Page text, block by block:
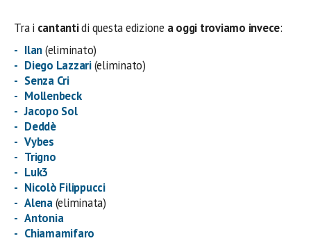
Tra i cantantidi questa edizione a oggi troviamo invece:
Ilan(eliminato)
Diego Lazzari(eliminato)
Senza Cri
Mollenbeck
Jacopo Sol
Deddè
Vybes
Trigno
Luk3
Nicolò Filippucci
Alena(eliminata)
Antonia
Chiamamifaro